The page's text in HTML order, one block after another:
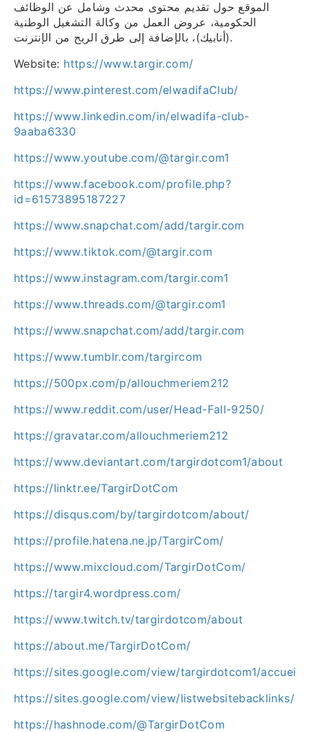
الموقع حول تقديم محتوى محدث وشامل عن الوظائف
الحكومية، عروض العمل من وكالة التشغيل الوطنية
(أنابيك)، بالإضافة إلى طرق الربح من الإنترنت.
Website: https://www.targir.com/
https://www.pinterest.com/elwadifaClub/
https://www.linkedin.com/in/elwadifa-club-
9aaba6330
https://www.youtube.com/@targir.com1
https://www.facebook.com/profile.php?
id=61573895187227
https://www.snapchat.com/add/targir.com
https://www.tiktok.com/@targir.com
https://www.instagram.com/targir.com1
https://www.threads.com/@targir.com1
https://www.snapchat.com/add/targir.com
https://www.tumblr.com/targircom
https://500px.com/p/allouchmeriem212
https://www.reddit.com/user/Head-Fall-9250/
https://gravatar.com/allouchmeriem212
https://www.deviantart.com/targirdotcom1/about
https://linktr.ee/TargirDotCom
https://disqus.com/by/targirdotcom/about/
https://profile.hatena.ne.jp/TargirCom/
https://www.mixcloud.com/TargirDotCom/
https://targir4.wordpress.com/
https://www.twitch.tv/targirdotcom/about
https://about.me/TargirDotCom/
https://sites.google.com/view/targirdotcom1/accueil
https://sites.google.com/view/listwebsitebacklinks/
https://hashnode.com/@TargirDotCom